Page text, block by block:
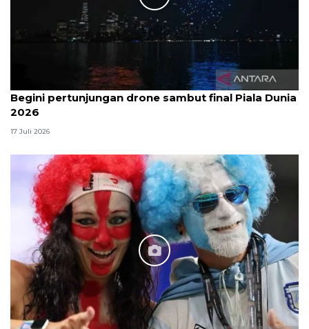
Begini pertunjungan drone sambut final Piala Dunia
2026
17 Juli 2026